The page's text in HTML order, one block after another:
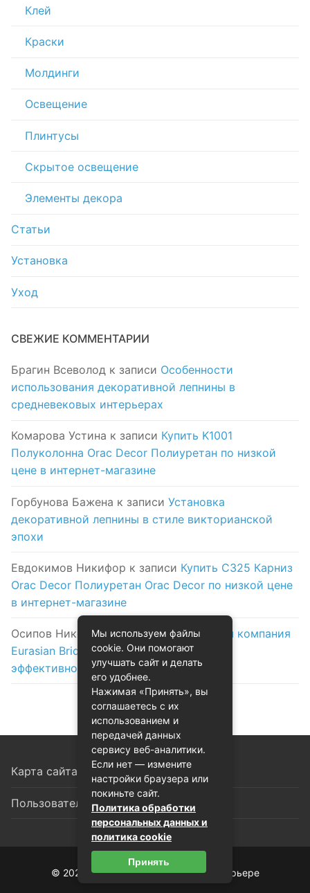
Клей
Краски
Молдинги
Освещение
Плинтусы
Скрытое освещение
Элементы декора
Статьи
Установка
Уход
СВЕЖИЕ КОММЕНТАРИИ
Брагин Всеволод к записи Особенности
использования декоративной лепнины в
средневековых интерьерах
Комарова Устина к записи Купить K1001
Полуколонна Orac Decor Полиуретан по низкой
цене в интернет-магазине
Горбунова Бажена к записи Установка
декоративной лепнины в стиле викторианской
эпохи
Евдокимов Никифор к записи Купить C325 Карниз
Orac Decor Полиуретан Orac Decor по низкой цене
в интернет-магазине
Осипов Николак записиЛогистическая компания
Eurasian Bridge в Астане: надежность и
эффективность на первом месте
Карта сайта
Пользовательское соглашение
© 2026 Декоративная лепнина в интерьере
Мы используем файлы
cookie. Они помогают
улучшать сайт и делать
его удобнее.
Нажимая «Принять», вы
соглашаетесь с их
использованием и
передачей данных
сервису веб-аналитики.
Если нет — измените
настройки браузера или
покиньте сайт.
Политика обработки
персональных данных и
политика cookie
Принять